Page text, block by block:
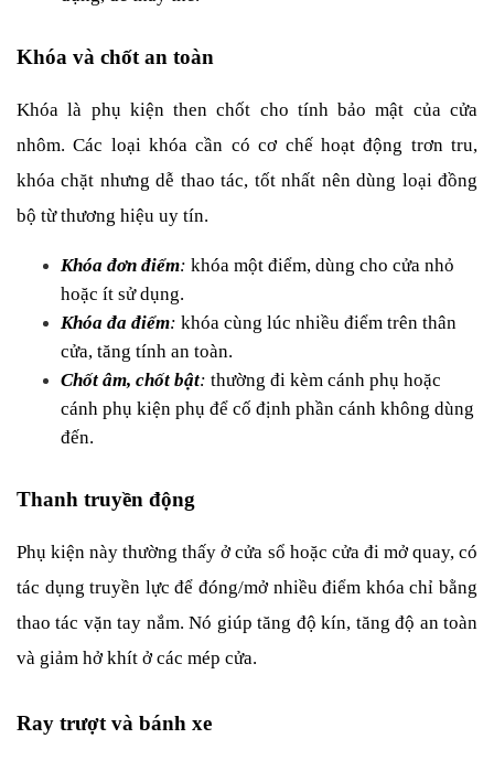
Khóa và chốt an toàn
Khóa là phụ kiện then chốt cho tính bảo mật của cửa
nhôm. Các loại khóa cần có cơ chế hoạt động trơn tru,
khóa chặt nhưng dễ thao tác, tốt nhất nên dùng loại đồng
bộ từ thương hiệu uy tín.
Khóa đơn điểm: khóa một điểm, dùng cho cửa nhỏ
hoặc ít sử dụng.
Khóa đa điểm: khóa cùng lúc nhiều điểm trên thân
cửa, tăng tính an toàn.
Chốt âm, chốt bật: thường đi kèm cánh phụ hoặc
cánh phụ kiện phụ để cố định phần cánh không dùng
đến.
Thanh truyền động
Phụ kiện này thường thấy ở cửa sổ hoặc cửa đi mở quay, có
tác dụng truyền lực để đóng/mở nhiều điểm khóa chỉ bằng
thao tác vặn tay nắm. Nó giúp tăng độ kín, tăng độ an toàn
và giảm hở khít ở các mép cửa.
Ray trượt và bánh xe